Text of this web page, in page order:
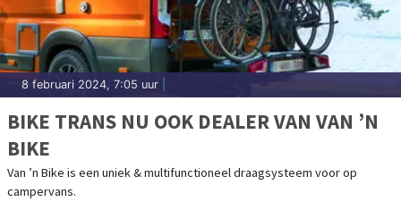
8 februari 2024, 7:05 uur
BIKE TRANS NU OOK DEALER VAN VAN ’N
BIKE
Van ’n Bike is een uniek & multifunctioneel draagsysteem voor op
campervans.